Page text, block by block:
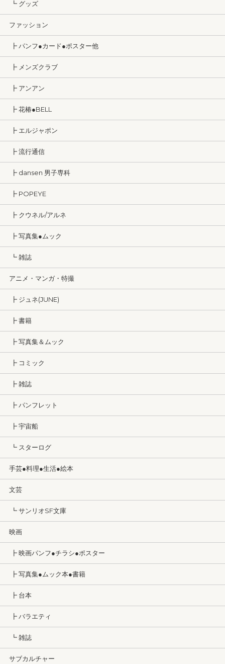
┗ グッズ
ファッション
┣ パンフ●カード●ポスター他
┣ メンズクラブ
┣ アンアン
┣ 花椿●BELL
┣ エルジャポン
┣ 流行通信
┣ dansen 男子専科
┣ POPEYE
┣ クウネル/アルネ
┣ 写真集●ムック
┗ 雑誌
アニメ・マンガ・特撮
┣ ジュネ(JUNE)
┣ 書籍
┣ 写真集＆ムック
┣ コミック
┣ 雑誌
┣ パンフレット
┣ 宇宙船
┗ スターログ
手芸●料理●生活●絵本
文芸
┗ サンリオSF文庫
映画
┣ 映画パンフ●チラシ●ポスター
┣ 写真集●ムック本●書籍
┣ 台本
┣ バラエティ
┗ 雑誌
サブカルチャー